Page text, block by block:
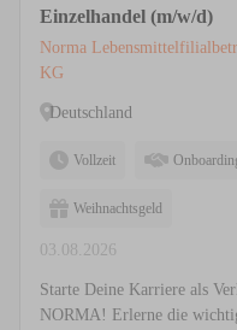
Einzelhandel (m/w/d)
Norma
KG
Deutschland
Vollzeit
Weihnachtsgeld
03.08.2026
Starte Deine Karriere als
NORMA! Erlerne die